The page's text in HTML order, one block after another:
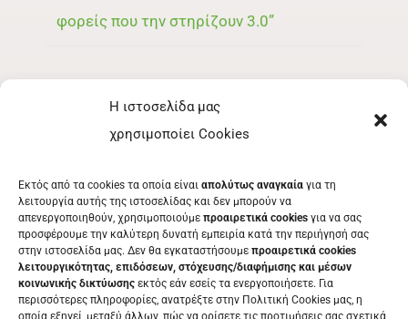
Η ιστοσελίδα μας
χρησιμοποίει Cookies
Εκτός από τα cookies τα οποία είναι απολύτως αναγκαία για τη
λειτουργία αυτής της ιστοσελίδας και δεν μπορούν να
απενεργοποιηθούν, χρησιμοποιούμε προαιρετικά cookies για να σας
προσφέρουμε την καλύτερη δυνατή εμπειρία κατά την περιήγησή σας
στην ιστοσελίδα μας. Δεν θα εγκαταστήσουμε προαιρετικά cookies
λειτουργικότητας, επιδόσεων, στόχευσης/διαφήμισης και μέσων
κοινωνικής δικτύωσης εκτός εάν εσείς τα ενεργοποιήσετε. Για
περισσότερες πληροφορίες, ανατρέξτε στην Πολιτική Cookies μας, η
οποία εξηγεί, μεταξύ άλλων, πώς να ορίσετε τις προτιμήσεις σας σχετικά
φορείς που την στηρίζουν 3.0”
ΕΘΕΛΟΝΤΉΣ
ΤΑ ΝΈΑ ΜΑΣ
ΕΠΙΚΟΙΝΩΝΊΑ